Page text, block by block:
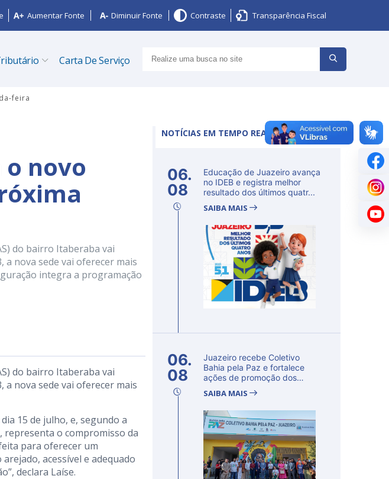
Aumentar Fonte Diminuir Fonte Contraste Transparência Fiscal
Carta De Serviço
feira
novo
do bairro Itaberaba vai
a nova sede vai oferecer mais
integra a programação
do bairro Itaberaba vai
a nova sede vai oferecer mais
15 de julho, e, segundo a
representa o compromisso da
para oferecer um
acessível e adequado
declara Laíse.
NOTÍCIAS EM TEMPO REAL
06.
08
Educação de Juazeiro avança
no IDEB e registra melhor
resultado dos últimos quatr...
SAIBA MAIS
06.
08
Juazeiro recebe Coletivo
Bahia pela Paz e fortalece
ações de promoção dos
SAIBA MAIS